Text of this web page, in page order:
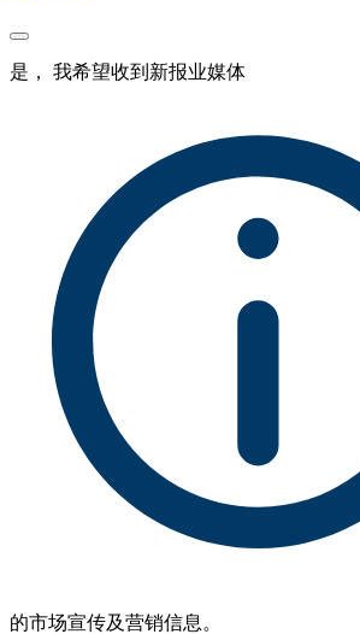
是， 我希望收到新报业媒体
的市场宣传及营销信息。